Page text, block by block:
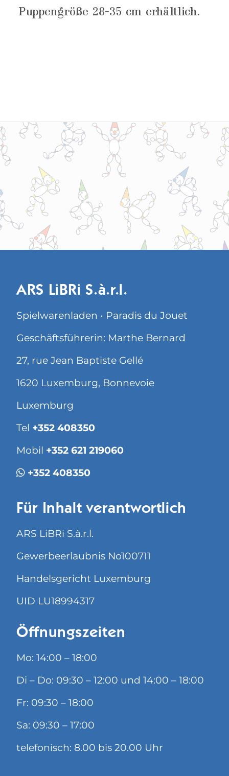
Puppengröße 28-35 cm erhältlich.
ARS LiBRi S.à.r.l.
Spielwarenladen • Paradis du Jouet
Geschäftsführerin: Marthe Bernard
27, rue Jean Baptiste Gellé
1620 Luxemburg, Bonnevoie
Luxemburg
Tel +352 408350
Mobil +352 621 219060
+352 408350
Für Inhalt verantwortlich
ARS LiBRi S.à.r.l.
Gewerbeerlaubnis No100711
Handelsgericht Luxemburg
UID LU18994317
Öffnungszeiten
Mo: 14:00 – 18:00
Di – Do: 09:30 – 12:00 und 14:00 – 18:00
Fr: 09:30 – 18:00
Sa: 09:30 – 17:00
telefonisch: 8.00 bis 20.00 Uhr